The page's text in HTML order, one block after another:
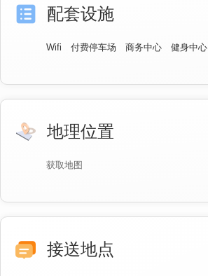
配套设施
Wifi 付费停车场 商务中心 健身中心
地理位置
获取地图
接送地点